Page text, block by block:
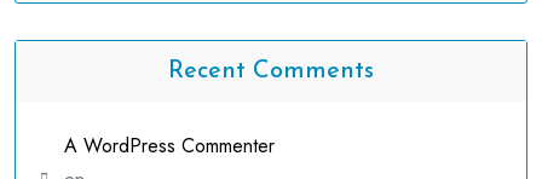
Recent Comments
A WordPress Commenter